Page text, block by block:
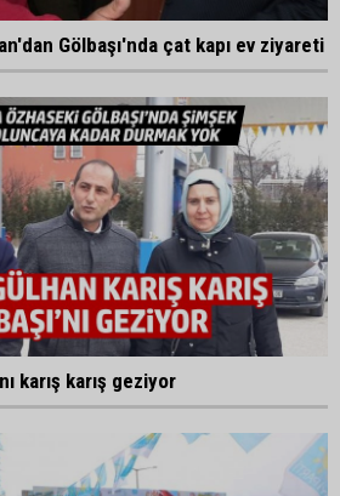
Gölbaşı'nda çat kapı ev ziyareti
karış karış geziyor